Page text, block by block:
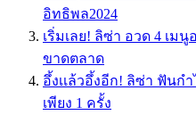
อิทธิพล2024
เริ่มเลย! ลิซ่า อวด 4 เม
ขาดตลาด
อึ้งเเล้วอึ้งอีก! ลิซ่า ฟันก
เพียง 1 ครั้ง